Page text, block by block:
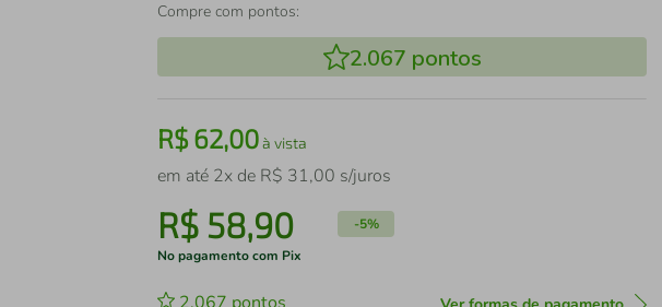
Compre com pontos:
2.067 pontos
R$62,00à vista
em até 2x de R$ 31,00 s/juros
R$ 58,90 -5%
No pagamento com Pix